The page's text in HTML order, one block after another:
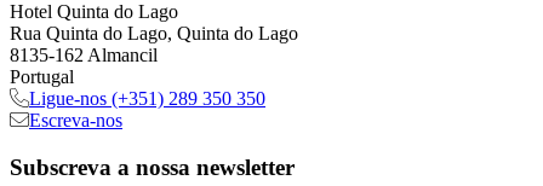
Hotel Quinta do Lago
Rua Quinta do Lago, Quinta do Lago
8135-162 Almancil
Portugal
Ligue-nos (+351) 289 350 350
Escreva-nos
Subscreva a nossa newsletter